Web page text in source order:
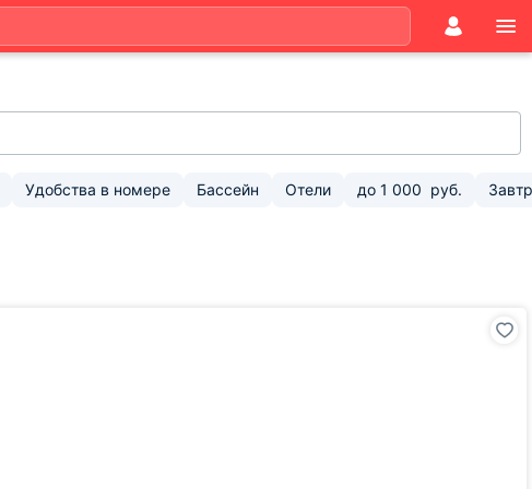
Удобства в номере Бассейн Отели до 1 000 руб.